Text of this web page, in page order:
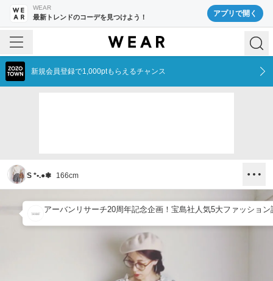
WEAR
最新トレンドのコーデを見つけよう！ アプリで開く
新規会員登録で1,000ptもらえるチャンス
S *•.●❃ 166cm